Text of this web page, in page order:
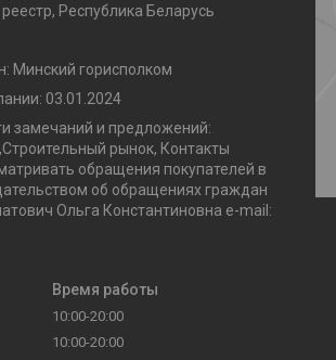
Республика Беларусь
Минский горисполком
03.01.2024
замечаний и предложений:
рынок, Контакты
обращения покупателей в
об обращениях граждан
Ольга Константиновна e-mail:
Время работы
10:00-20:00
10:00-20:00